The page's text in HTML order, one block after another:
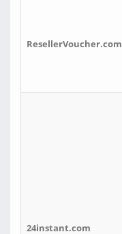
ResellerVoucher.com
24instant.com